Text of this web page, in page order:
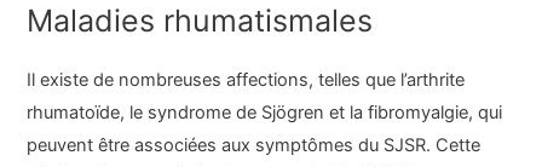
Maladies rhumatismales
Il existe de nombreuses affections, telles que l’arthrite
rhumatoïde, le syndrome de Sjögren et la fibromyalgie, qui
peuvent être associées aux symptômes du SJSR. Cette